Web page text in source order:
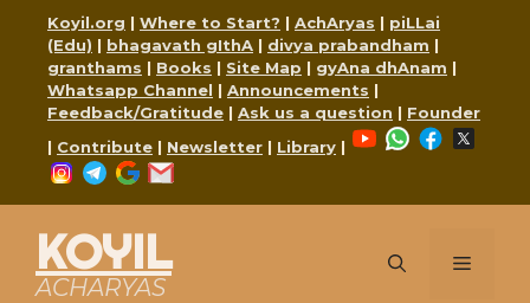
content
Koyil.org | Where to Start? | AchAryas | piLLai
(Edu) | bhagavath gIthA | divya prabandham |
granthams | Books | Site Map | gyAna dhAnam |
Whatsapp Channel | Announcements |
Feedback/Gratitude | Ask us a question | Founder
| Contribute | Newsletter | Library |
YouTubeWhatsApp
Facebook
Instagram
Telegram
Google
KOYIL
ACHARYAS
Menu